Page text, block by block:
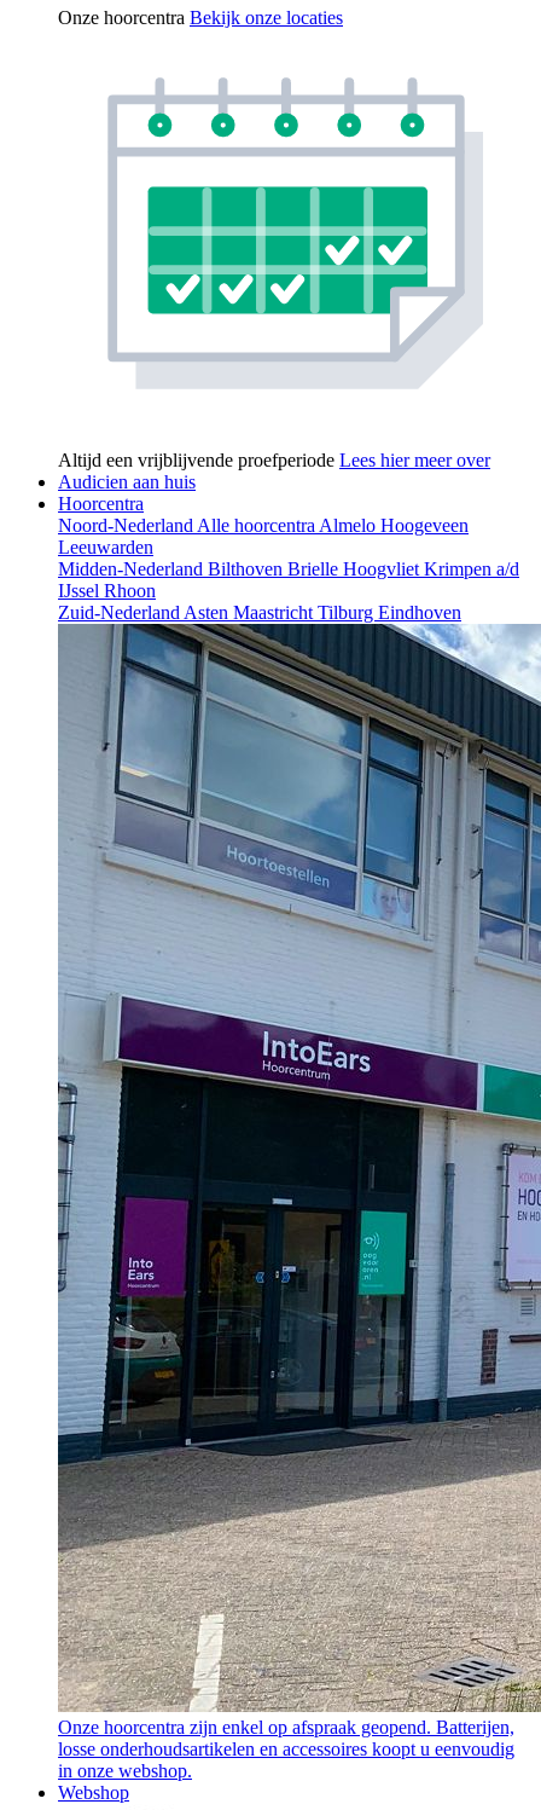
Onze hoorcentra Bekijk onze locaties
Altijd een vrijblijvende proefperiode Lees hier meer over
Audicien aan huis
Hoorcentra
Noord-Nederland Alle hoorcentra Almelo Hoogeveen
Leeuwarden
Midden-Nederland Bilthoven Brielle Hoogvliet Krimpen a/d
IJssel Rhoon
Zuid-Nederland Asten Maastricht Tilburg Eindhoven
Onze hoorcentra zijn enkel op afspraak geopend. Batterijen,
losse onderhoudsartikelen en accessoires koopt u eenvoudig
in onze webshop.
Webshop